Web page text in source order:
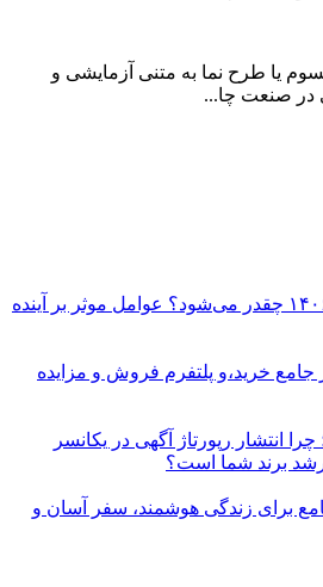
یا طرح‌ نما به متنی آزمایشی و
در صنعت چا...
قیمت طلا در سال ۱۴۰۶ چقدر می‌شود؟ عوامل موثر بر آینده
جامع خرید،و پلتفرم فروش و مزایده
انتشار رپورتاژ آگهی در یکانسر
رشد برند شما است؟
برای زندگی هوشمند، سفر آسان و